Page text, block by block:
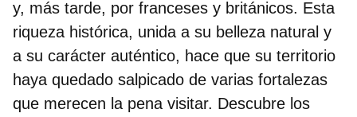
y, más tarde, por franceses y británicos. Esta
riqueza histórica, unida a su belleza natural y
a su carácter auténtico, hace que su territorio
haya quedado salpicado de varias fortalezas
que merecen la pena visitar. Descubre los